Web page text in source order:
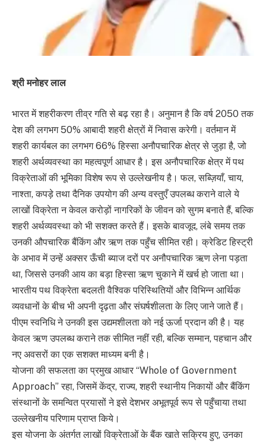
श्री मनोहर लाल
भारत में शहरीकरण तीव्र गति से बढ़ रहा है। अनुमान है कि वर्ष 2050 तक
देश की लगभग 50% आबादी शहरी क्षेत्रों में निवास करेगी। वर्तमान में
शहरी कार्यबल का लगभग 66% हिस्सा अनौपचारिक क्षेत्र से जुड़ा है, जो
शहरी अर्थव्यवस्था का महत्वपूर्ण आधार है। इस अनौपचारिक क्षेत्र में पथ
विक्रेताओं की भूमिका विशेष रूप से उल्लेखनीय है। फल, सब्ज़ियाँ, चाय,
नाश्ता, कपड़े तथा दैनिक उपयोग की अन्य वस्तुएँ उपलब्ध कराने वाले ये
लाखों विक्रेता न केवल करोड़ों नागरिकों के जीवन को सुगम बनाते हैं, बल्कि
शहरी अर्थव्यवस्था को भी सशक्त करते हैं। इसके बावजूद, लंबे समय तक
उनकी औपचारिक बैंकिंग और ऋण तक पहुँच सीमित रही। क्रेडिट हिस्ट्री
के अभाव में उन्हें अक्सर ऊँची ब्याज दरों पर अनौपचारिक ऋण लेना पड़ता
था, जिससे उनकी आय का बड़ा हिस्सा ऋण चुकाने में खर्च हो जाता था।
भारतीय पथ विक्रेता बदलती वैश्विक परिस्थितियों और विभिन्न आर्थिक
व्यवधानों के बीच भी अपनी दृढ़ता और संघर्षशीलता के लिए जाने जाते हैं।
पीएम स्वनिधि ने उनकी इस उद्यमशीलता को नई ऊर्जा प्रदान की है। यह
केवल ऋण उपलब्ध कराने तक सीमित नहीं रही, बल्कि सम्मान, पहचान और
नए अवसरों का एक सशक्त माध्यम बनी है।
योजना की सफलता का प्रमुख आधार “Whole of Government
Approach” रहा, जिसमें केंद्र, राज्य, शहरी स्थानीय निकायों और बैंकिंग
संस्थानों के समन्वित प्रयासों ने इसे देशभर अभूतपूर्व रूप से पहुँचाया तथा
उल्लेखनीय परिणाम प्राप्त किये।
इस योजना के अंतर्गत लाखों विक्रेताओं के बैंक खाते सक्रिय हुए, उनका